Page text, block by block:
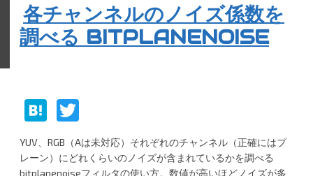
各チャンネルのノイズ係数を
調べる BITPLANENOISE
H
at
e
w
itt
YUV、RGB（Aは未対応）それぞれのチャンネル（正確にはプ
レーン）にどれくらいのノイズが含まれているかを調べる
bitplanenoiseフィルタの使い方。数値が高いほどノイズが多